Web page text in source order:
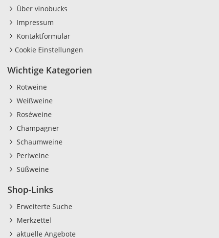
Über vinobucks
Impressum
Kontaktformular
Cookie Einstellungen
Wichtige Kategorien
Rotweine
Weißweine
Roséweine
Champagner
Schaumweine
Perlweine
Süßweine
Shop-Links
Erweiterte Suche
Merkzettel
aktuelle Angebote